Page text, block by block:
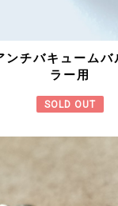
ンチバキューム
ラー用
SOLD OUT